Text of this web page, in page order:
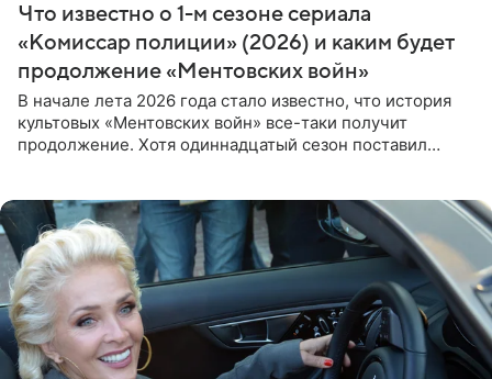
Что известно о 1-м сезоне сериала
«Комиссар полиции» (2026) и каким будет
продолжение «Ментовских войн»
В начале лета 2026 года стало известно, что история
культовых «Ментовских войн» все-таки получит
продолжение. Хотя одиннадцатый сезон поставил